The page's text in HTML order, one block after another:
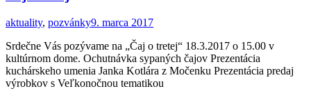
aktuality, pozvánky9. marca 2017
Srdečne Vás pozývame na „Čaj o tretej“ 18.3.2017 o 15.00 v
kultúrnom dome. Ochutnávka sypaných čajov Prezentácia
kuchárskeho umenia Janka Kotlára z Močenku Prezentácia predaj
výrobkov s Veľkonočnou tematikou